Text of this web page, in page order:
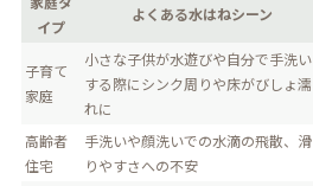
イプ
よくある水はねシーン
子育て
家庭
小さな子供が水遊びや自分で手洗い
する際にシンク周りや床がびしょ濡
れに
高齢者
住宅
手洗いや顔洗いでの水滴の飛散、滑
りやすさへの不安